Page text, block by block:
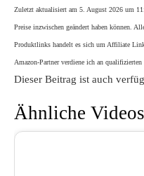
Zuletzt aktualisiert am 5. August 2026 um
Preise inzwischen geändert haben können.
Produktlinks handelt es sich um Affiliate
Amazon-Partner verdiene ich an
Dieser Beitrag ist auch
Ähnliche